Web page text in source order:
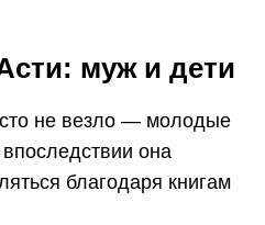
муж и дети
не везло — молодые
она
благодаря книгам